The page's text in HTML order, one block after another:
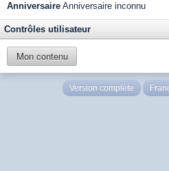
Anniversaire Anniversaire inconnu
Contrôles utilisateur
Mon contenu
Version complète